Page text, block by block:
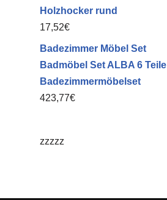
Holzhocker rund
17,52€
Badezimmer Möbel Set
Badmöbel Set ALBA 6 Teile
Badezimmermöbelset
423,77€
zzzzz